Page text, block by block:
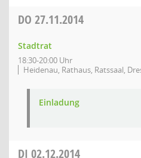
DO 27.11.2014
Stadtrat
18:30-20:00 Uhr
Heidenau, Rathaus, Ratssaal,
Einladung
DI 02.12.2014